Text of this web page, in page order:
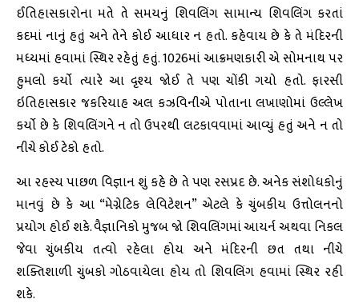
ઈતિહાસકારોના મતે તે સમયનું શિવલિંગ સામાન્ય શિવલિંગ કરતાં
કદમાં નાનું હતું અને તેને કોઈ આધાર ન હતો. કહેવાય છે કે તે મંદિરની
મધ્યમાં હવામાં સ્થિર રહેતું હતું. 1026માં આક્રમણકારી એ સોમનાથ પર
હુમલો કર્યો ત્યારે આ દૃશ્ય જોઈ તે પણ ચોંકી ગયો હતો. ફારસી
ઇતિહાસકાર જકરિયાહ અલ કઝવિનીએ પોતાના લખાણોમાં ઉલ્લેખ
કર્યો છે કે શિવલિંગને ન તો ઉપરથી લટકાવવામાં આવ્યું હતું અને ન તો
નીચે કોઈ ટેકો હતો.
આ રહસ્ય પાછળ વિજ્ઞાન શું કહે છે તે પણ રસપ્રદ છે. અનેક સંશોધકોનું
માનવું છે કે આ “મેગ્નેટિક લેવિટેશન” એટલે કે ચુંબકીય ઉત્તોલનનો
પ્રયોગ હોઈ શકે. વૈજ્ઞાનિકો મુજબ જો શિવલિંગમાં આયર્ન અથવા નિકલ
જેવા ચુંબકીય તત્વો રહેલા હોય અને મંદિરની છત તથા નીચે
શક્તિશાળી ચુંબકો ગોઠવાયેલા હોય તો શિવલિંગ હવામાં સ્થિર રહી
શકે.